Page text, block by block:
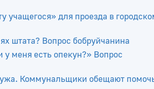
я считаться тунеядкой?» Отвечает
учащегося» для проезда в
штата? Вопрос бобруйчанина